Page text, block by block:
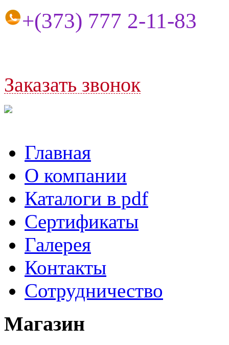
+(373) 777 2-11-83
Заказать звонок
Главная
О компании
Каталоги в pdf
Сертификаты
Галерея
Контакты
Сотрудничество
Магазин